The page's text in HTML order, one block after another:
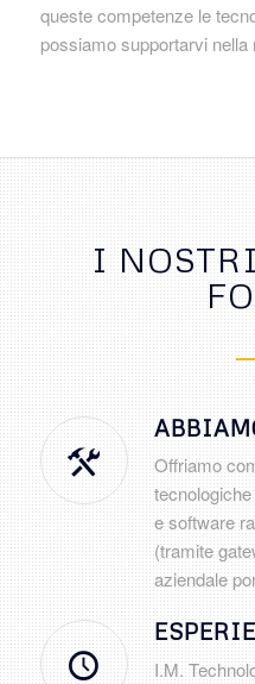
queste competenze le
possiamo supportarvi
I
Offriamo
e software
(tramite
aziendale
I.M.